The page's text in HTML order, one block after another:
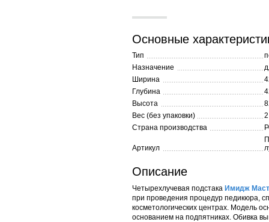
Основные
Тип
Назначение
Ширина
Глубина
Высота
Вес (без упаковки)
Страна производства
Артикул
Описание
Четырехлучевая подстака Имидж
при проведения процедур педикюра,
косметологических центрах. Модель
основанием на подпятниках. Обивка